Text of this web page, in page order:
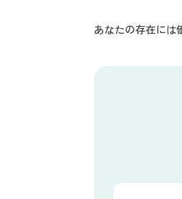
あなたの存在には